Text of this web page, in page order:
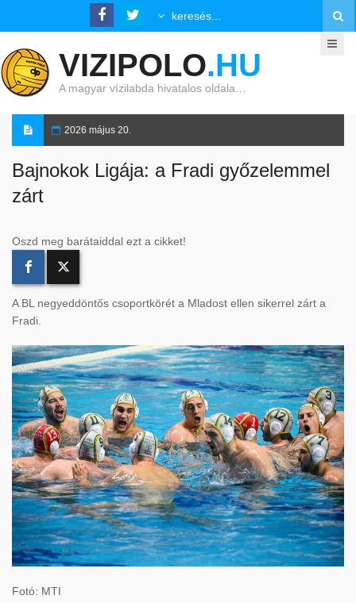
VIZIPOLO.HU
A magyar vízilabda hivatalos oldala…
2026 május 20.
Bajnokok Ligája: a Fradi győzelemmel
zárt
Oszd meg barátaiddal ezt a cikket!
A BL negyeddöntős csoportkörét a Mladost ellen sikerrel zárt a
Fradi.
Fotó: MTI